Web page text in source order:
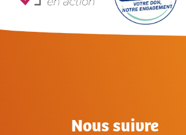
Nous suivre